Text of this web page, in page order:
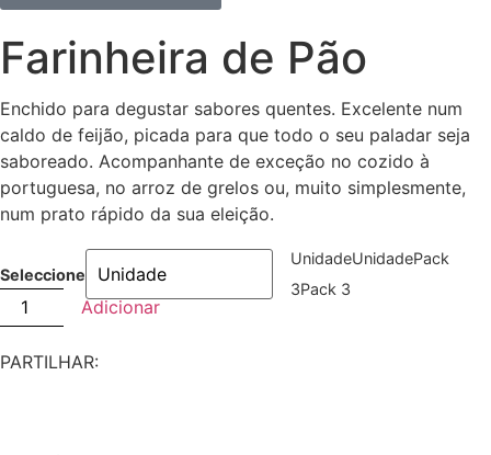
Farinheira de Pão
Enchido para degustar sabores quentes. Excelente num
caldo de feijão, picada para que todo o seu paladar seja
saboreado. Acompanhante de exceção no cozido à
portuguesa, no arroz de grelos ou, muito simplesmente,
num prato rápido da sua eleição.
Seleccione
UnidadeUnidadePack
3Pack 3
Adicionar
PARTILHAR: